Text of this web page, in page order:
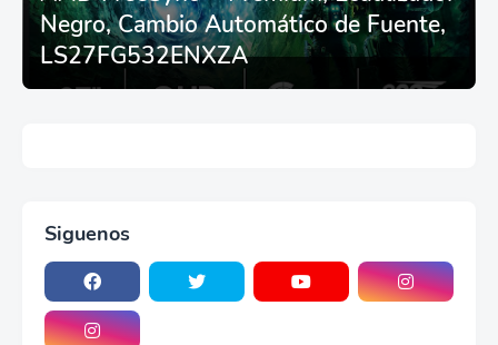
Negro, Cambio Automático de Fuente,
LS27FG532ENXZA
Siguenos